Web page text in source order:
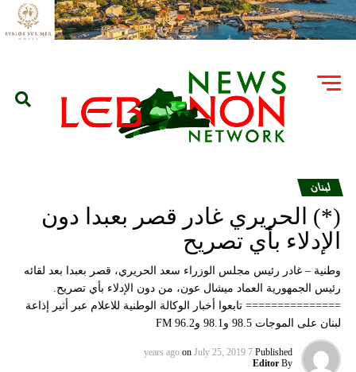
لبنان
(*) الحريري غادر قصر بعبدا دون
الإدلاء بأي تصريح
وطنية – غادر رئيس مجلس الوزراء سعد الحريري، قصر بعبدا بعد لقائه
رئيس الجمهورية العماد ميشال عون، من دون الإدلاء بأي تصريح.
=============== تابعوا أخبار الوكالة الوطنية للاعلام عبر أثير إذاعة
لبنان على الموجات 98.5 و98.1 و96.2 FM
Published
7 years ago
on July 25, 2019
By
Editor